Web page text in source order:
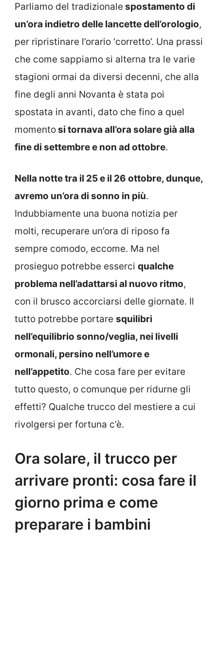
Parliamo del tradizionale spostamento di
un’ora indietro delle lancette dell’orologio,
per ripristinare l’orario ‘corretto’. Una prassi
che come sappiamo si alterna tra le varie
stagioni ormai da diversi decenni, che alla
fine degli anni Novanta è stata poi
spostata in avanti, dato che fino a quel
momentosi tornava all’ora solare già alla
fine di settembre e non ad ottobre.
Nella notte tra il 25 e il 26 ottobre, dunque,
avremo un’ora di sonno in più.
Indubbiamente una buona notizia per
molti, recuperare un’ora di riposo fa
sempre comodo, eccome. Ma nel
prosieguo potrebbe esserci qualche
problema nell’adattarsi al nuovo ritmo,
con il brusco accorciarsi delle giornate. Il
tutto potrebbe portare squilibri
nell’equilibrio sonno/veglia, nei livelli
ormonali, persino nell’umore e
nell’appetito. Che cosa fare per evitare
tutto questo, o comunque per ridurne gli
effetti? Qualche trucco del mestiere a cui
rivolgersi per fortuna c’è.
Ora solare, il trucco per
arrivare pronti: cosa fare il
giorno prima e come
preparare i bambini